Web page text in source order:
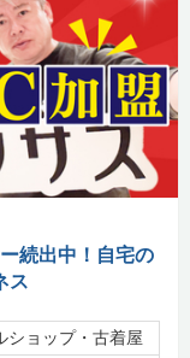
続出中！自宅の
ス
ショップ・古着屋